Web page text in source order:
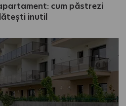
cum păstrezi
inutil